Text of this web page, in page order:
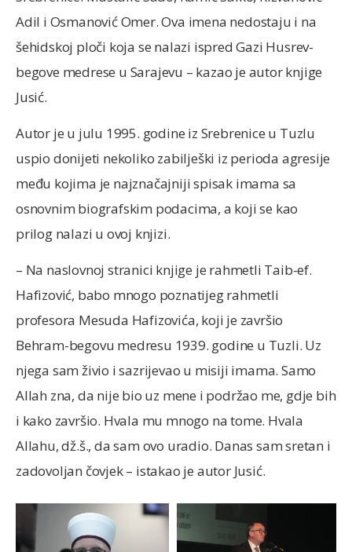
Adil i Osmanović Omer. Ova imena nedostaju i na
šehidskoj ploči koja se nalazi ispred Gazi Husrev-
begove medrese u Sarajevu – kazao je autor knjige
Jusić.
Autor je u julu 1995. godine iz Srebrenice u Tuzlu
uspio donijeti nekoliko zabilješki iz perioda agresije
među kojima je najznačajniji spisak imama sa
osnovnim biografskim podacima, a koji se kao
prilog nalazi u ovoj knjizi.
– Na naslovnoj stranici knjige je rahmetli Taib-ef.
Hafizović, babo mnogo poznatijeg rahmetli
profesora Mesuda Hafizovića, koji je završio
Behram-begovu medresu 1939. godine u Tuzli. Uz
njega sam živio i sazrijevao u misiji imama. Samo
Allah zna, da nije bio uz mene i podržao me, gdje bih
i kako završio. Hvala mu mnogo na tome. Hvala
Allahu, dž.š., da sam ovo uradio. Danas sam sretan i
zadovoljan čovjek – istakao je autor Jusić.